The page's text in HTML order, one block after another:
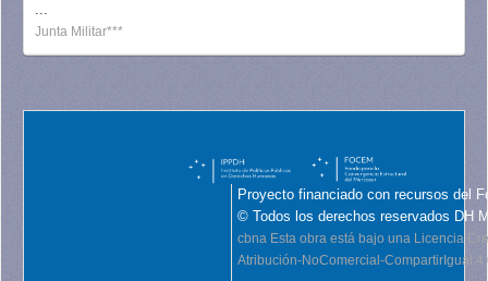
...
Junta Militar***
Proyecto financiado con recursos del
© Todos los derechos reservados DH
cbna Esta obra está bajo una Licencia
Atribución-NoComercial-CompartirIgual